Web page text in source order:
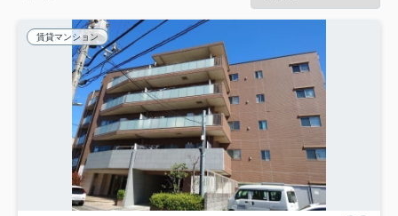
賃貸マンション